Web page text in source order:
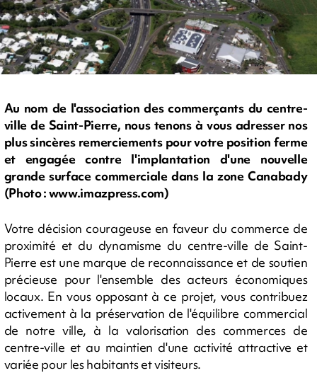
Au nom de l'association des commerçants du centre-
ville de Saint-Pierre, nous tenons à vous adresser nos
plus sincères remerciements pour votre position ferme
et engagée contre l'implantation d'une nouvelle
grande surface commerciale dans la zone Canabady
(Photo : www.imazpress.com)
Votre décision courageuse en faveur du commerce de
proximité et du dynamisme du centre-ville de Saint-
Pierre est une marque de reconnaissance et de soutien
précieuse pour l'ensemble des acteurs économiques
locaux. En vous opposant à ce projet, vous contribuez
activement à la préservation de l'équilibre commercial
de notre ville, à la valorisation des commerces de
centre-ville et au maintien d'une activité attractive et
variée pour les habitants et visiteurs.